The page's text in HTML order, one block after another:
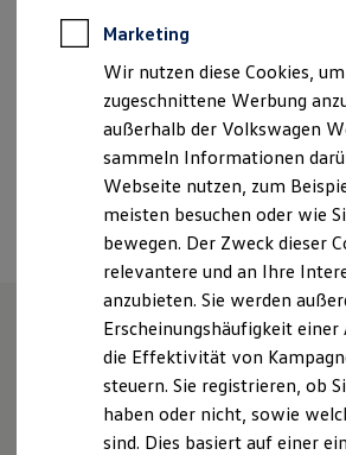
Sommer-Special
Reparatur, Pflege &
Servicetermin anfragen
Service-Vorteile bei
Economy Service
Räder & Reifen Service
Ersatzfahrzeuge
Notdienst und
Software, Konnektivität &
California App
VW Connect für Ihren
VW Connect für Ihren
VW Connect für Ihren
VW Connect für andere
Connect Pro
Fleet Interface Data
Multistop Pathfinder
Übersicht Software
Hilfreiches für Besitzer
info@vw-becker.de
+49 541 6855620
Ansprechpartner
Termin vereinbaren
Unsere Leistungen
Überblick
Marketing
Wir nutzen diese Cookies,
zugeschnittene Werbung
außerhalb der Volkswagen
sammeln Informationen
Webseite nutzen, zum
meisten besuchen oder wie
bewegen. Der Zweck dieser
relevantere und an Ihre
anzubieten. Sie werden
Erscheinungshäufigkeit einer
die Effektivität von
steuern. Sie registrieren, ob
haben oder nicht, sowie
sind. Dies basiert auf einer